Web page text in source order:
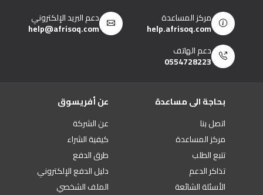
مركز المساعدة
help.afrisoq.com
دعم البريد الإلكتروني
help@afrisoq.com
دعم الهاتف
0554728223
بحاجة الى مساعدة
اتصل بنا
مركز المساعدة
تتبع الطلب
تذاكر الدعم
الأسئلة الشائعة
عن أفريسوق
عن الشركة
كيفية الشراء
طرق الدفع
دليل الدفع الإلكتروني
الملف الشخصي